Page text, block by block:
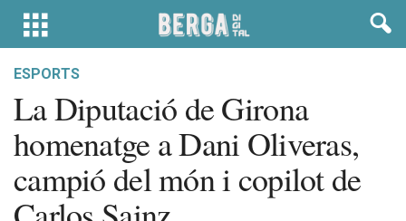
ESPORTS
La Diputació de Girona
homenatge a Dani Oliveras,
campió del món i copilot de